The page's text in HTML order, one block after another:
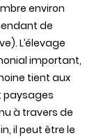
environ
de
L’élevage
important,
tient aux
paysages
à travers de
il peut être le